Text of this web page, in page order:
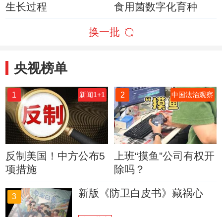
生长过程
食用菌数字化育种
换一批
央视榜单
1 新闻1+1
反制美国！中方公布5
项措施
2 中国法治观察
上班“摸鱼”公司有权开
除吗？
3 新版《防卫白皮书》藏祸心